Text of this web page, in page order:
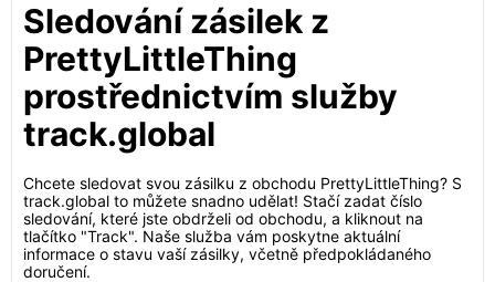
Sledování zásilek z
PrettyLittleThing
prostřednictvím služby
track.global
Chcete sledovat svou zásilku z obchodu PrettyLittleThing? S
track.global to můžete snadno udělat! Stačí zadat číslo
sledování, které jste obdrželi od obchodu, a kliknout na
tlačítko "Track". Naše služba vám poskytne aktuální
informace o stavu vaší zásilky, včetně předpokládaného
doručení.